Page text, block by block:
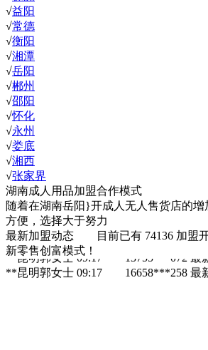
√益阳
√常德
√衡阳
√湘潭
√岳阳
√郴州
√邵阳
√怀化
√永州
√娄底
√湘西
√张家界
湖南成人用品加盟合作模式
随着在湖南岳阳}开成人无人售货店的
方便，选择大于努力
最新加盟动态
目前已有 74136 加盟
新零售创富模式！
岳阳 **昆明郭女士 09:17 137
湖南**昆明郭女士 09:17
岳阳**昆明郭女士 09:17 13824***963
**昆明郭女士 09:17 15280***447最
**昆明郭女士 09:17 13755***072
**昆明郭女士 09:17 16658***258 最